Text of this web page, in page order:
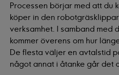
Processen börjar med att du
köper in den
verksamhet. I samband med
kommer överens om hur
De flesta väljer en avtalstid
något annat i åtanke går det